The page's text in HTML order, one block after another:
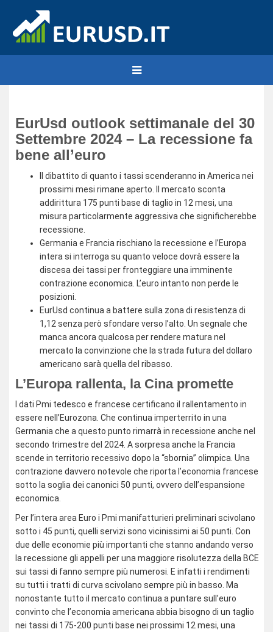
EurUsd outlook settimanale del 30
Settembre 2024 – La recessione fa
bene all’euro
Il dibattito di quanto i tassi scenderanno in America nei
prossimi mesi rimane aperto. Il mercato sconta
addirittura 175 punti base di taglio in 12 mesi, una
misura particolarmente aggressiva che significherebbe
recessione.
Germania e Francia rischiano la recessione e l’Europa
intera si interroga su quanto veloce dovrà essere la
discesa dei tassi per fronteggiare una imminente
contrazione economica. L’euro intanto non perde le
posizioni.
EurUsd continua a battere sulla zona di resistenza di
1,12 senza però sfondare verso l’alto. Un segnale che
manca ancora qualcosa per rendere matura nel
mercato la convinzione che la strada futura del dollaro
americano sarà quella del ribasso.
L’Europa rallenta, la Cina promette
I dati Pmi tedesco e francese certificano il rallentamento in
essere nell’Eurozona. Che continua imperterrito in una
Germania che a questo punto rimarrà in recessione anche nel
secondo trimestre del 2024. A sorpresa anche la Francia
scende in territorio recessivo dopo la “sbornia” olimpica. Una
contrazione davvero notevole che riporta l’economia francese
sotto la soglia dei canonici 50 punti, ovvero dell’espansione
economica.
Per l’intera area Euro i Pmi manifatturieri preliminari scivolano
sotto i 45 punti, quelli servizi sono vicinissimi ai 50 punti. Con
due delle economie più importanti che stanno andando verso
la recessione gli appelli per una maggiore risolutezza della BCE
sui tassi di fanno sempre più numerosi. E infatti i rendimenti
su tutti i tratti di curva scivolano sempre più in basso. Ma
nonostante tutto il mercato continua a puntare sull’euro
convinto che l’economia americana abbia bisogno di un taglio
nei tassi di 175-200 punti base nei prossimi 12 mesi, una